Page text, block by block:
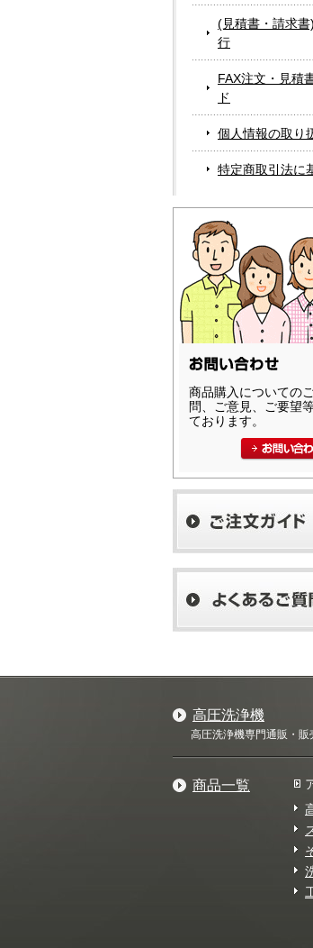
(見積書・請求
行
FAX注文・見積
ド
個人情報の取り
特定商取引法に
商品購入についての
問、ご意見、ご要望
ております。
高圧洗浄機
高圧洗浄機専門通販・
商品一覧